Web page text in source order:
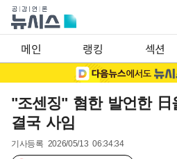
메인 랭킹 섹션
"조센징" 혐한 발언한 日
결국 사임
기사등록 2026/05/13 06:34:34